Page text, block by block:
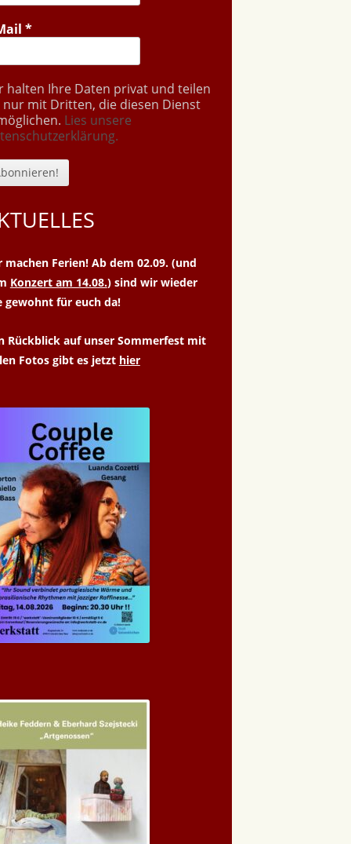
*
halten Ihre Daten privat und teilen
nur mit Dritten, die diesen Dienst
Lies unsere
machen Ferien! Ab dem 02.09. (und
Konzert am 14.08.) sind wir wieder
gewohnt für euch da!
Rückblick auf unser Sommerfest mit
Fotos gibt es jetzt hier